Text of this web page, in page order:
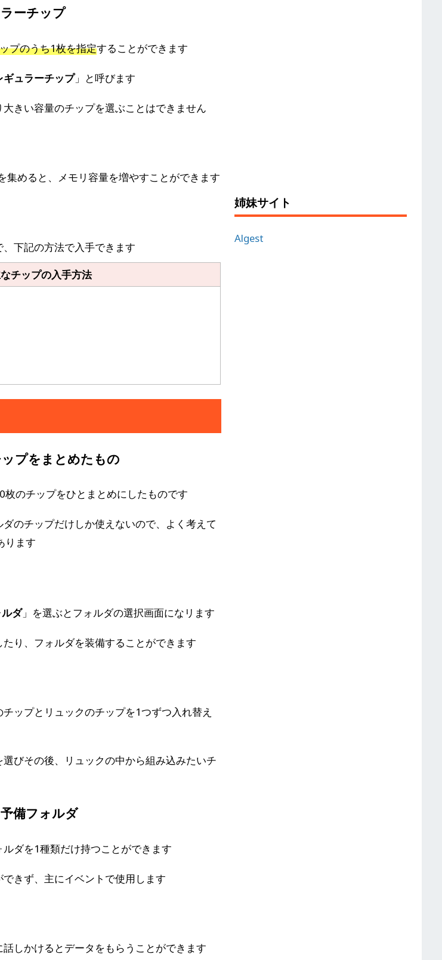
ーチップ
プのうち1枚を指定することができます
ギュラーチップ」と呼びます
きい容量のチップを選ぶことはできません
集めると、メモリ容量を増やすことができます
下記の方法で入手できます
チップの入手方法
プをまとめたもの
のチップをひとまとめにしたものです
のチップだけしか使えないので、よく考えて
ります
ダ」を選ぶとフォルダの選択画面になリます
り、フォルダを装備することができます
ップとリュックのチップを1つずつ入れ替え
びその後、リュックの中から組み込みたいチ
備フォルダ
ダを1種類だけ持つことができます
きず、主にイベントで使用します
しかけるとデータをもらうことができます
姉妹サイト
Algest